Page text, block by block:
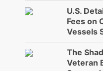
U.S.
Fees on
Vessels
The
Veteran